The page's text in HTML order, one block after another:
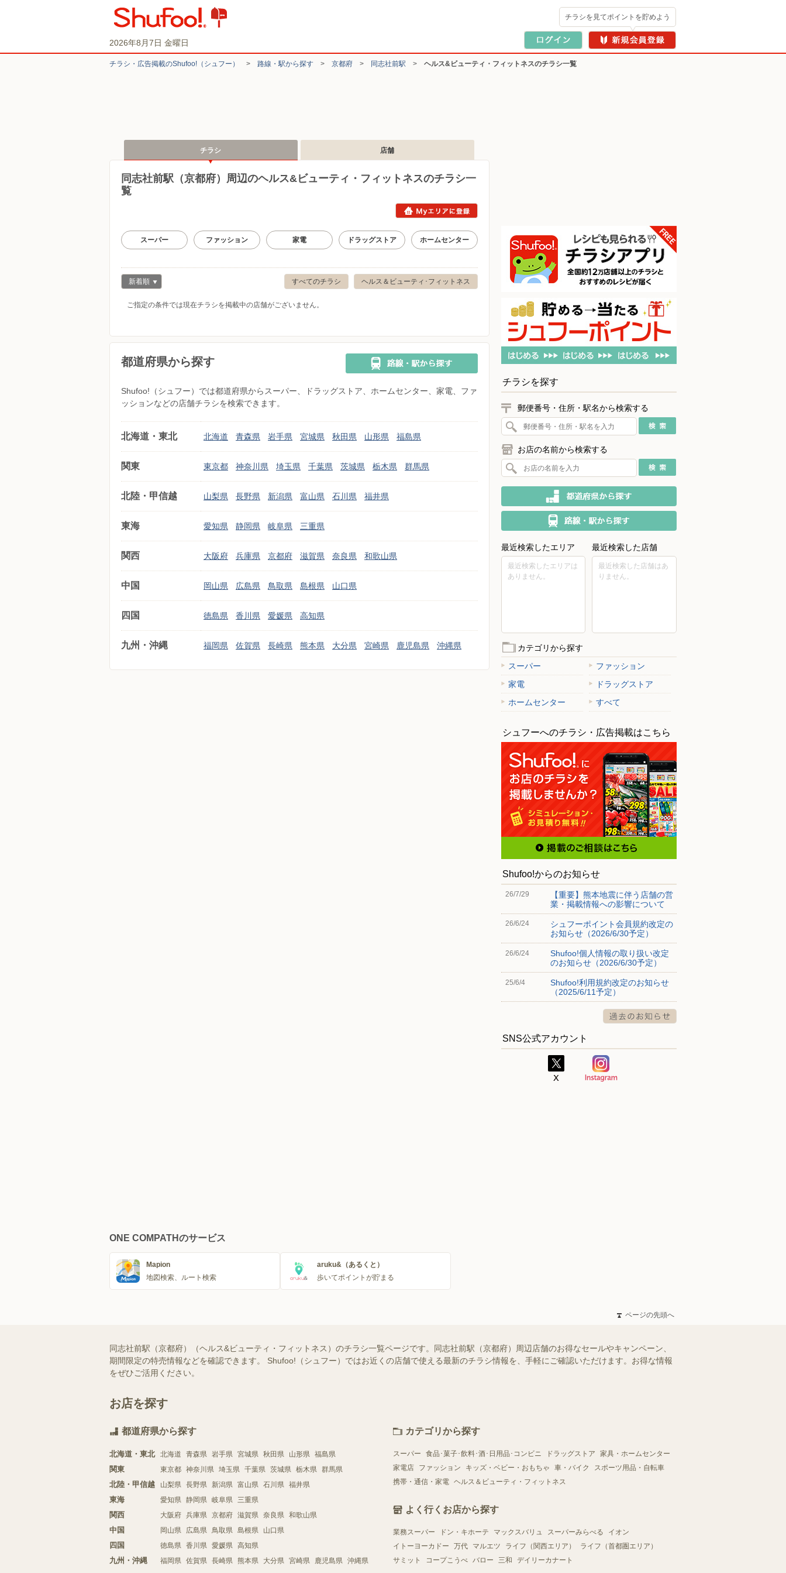
2026年8月7日 金曜日
チラシを見てポイントを貯めよう
チラシ・​広告掲載の​Shufoo!​（シュフー） > 路線・駅から探す > 京都府 > 同志社前駅 > ヘルス&ビューティ・フィットネスのチラシ一覧
チラシ 店舗
同志社前駅（京都府）周辺のヘルス&ビューティ・フィットネスのチラシ一
覧
スーパー ファッション 家電 ドラッグストア ホームセンター
ヘルス＆ビューティ･フィットネス
すべてのチラシ
新着順
ご指定の条件では現在チラシを掲載中の店舗がございません。
都道府県から探す
Shufoo!（シュフー）では都道府県からスーパー、ドラッグストア、ホームセンター、家電、ファ
ッションなどの店舗チラシを検索できます。
北海道・東北 北海道 青森県 岩手県 宮城県 秋田県 山形県 福島県
関東 東京都 神奈川県 埼玉県 千葉県 茨城県 栃木県 群馬県
北陸・甲信越 山梨県 長野県 新潟県 富山県 石川県 福井県
東海 愛知県 静岡県 岐阜県 三重県
関西 大阪府 兵庫県 京都府 滋賀県 奈良県 和歌山県
中国 岡山県 広島県 鳥取県 島根県 山口県
四国 徳島県 香川県 愛媛県 高知県
九州・沖縄 福岡県 佐賀県 長崎県 熊本県 大分県 宮崎県 鹿児島県 沖縄県
チラシを探す
郵便番号・住所・駅名から検索する
お店の名前から検索する
最近検索したエリア
最近検索したエリアは
ありません。
最近検索した店舗
最近検索した店舗はあ
りません。
カテゴリから探す
スーパー
ファッション
家電
ドラッグストア
ホームセンター
すべて
シュフーへのチラシ・広告掲載はこちら
Shufoo!からのお知らせ
26/7/29
【重要】熊本地震に伴う店舗の営
業・掲載情報への影響について
26/6/24
シュフーポイント会員規約改定の
お知らせ（2026/6/30予定）
26/6/24
Shufoo!個人情報の取り扱い改定
のお知らせ（2026/6/30予定）
25/6/4
Shufoo!利用規約改定のお知らせ
（2025/6/11予定）
SNS公式アカウント
ONE COMPATHのサービス
Mapion
地図検索、ルート検索
aruku&（あるくと）
歩いてポイントが貯まる
ページの先頭へ
同志社前駅（京都府）（ヘルス&ビューティ・フィットネス）のチラシ一覧ページです。同志社前駅（京都府）周辺店舗のお得なセールやキャンペーン、
期間限定の特売情報などを確認できます。 Shufoo!（シュフー）ではお近くの店舗で使える最新のチラシ情報を、手軽にご確認いただけます。お得な情報
をぜひご活用ください。
お店を探す
都道府県から探す
北海道・東北 北海道 青森県 岩手県 宮城県 秋田県 山形県 福島県
関東 東京都 神奈川県 埼玉県 千葉県 茨城県 栃木県 群馬県
北陸・甲信越 山梨県 長野県 新潟県 富山県 石川県 福井県
東海 愛知県 静岡県 岐阜県 三重県
関西 大阪府 兵庫県 京都府 滋賀県 奈良県 和歌山県
中国 岡山県 広島県 鳥取県 島根県 山口県
四国 徳島県 香川県 愛媛県 高知県
九州・沖縄 福岡県 佐賀県 長崎県 熊本県 大分県 宮崎県 鹿児島県 沖縄県
カテゴリから探す
スーパー 食品･菓子･飲料･酒･日用品･コンビニ ドラッグストア
家具・ホームセンター
家電店
ファッション キッズ・ベビー・おもちゃ 車・バイク
スポーツ用品・自転車
携帯・通信・家電 ヘルス＆ビューティ・フィットネス
よく行くお店から探す
業務スーパー ドン・キホーテ マックスバリュ スーパーみらべる
イオン
イトーヨーカドー
万代 マルエツ ライフ（関西エリア）
ライフ（首都圏エリア）
サミット
コープこうべ バロー 三和 デイリーカナート